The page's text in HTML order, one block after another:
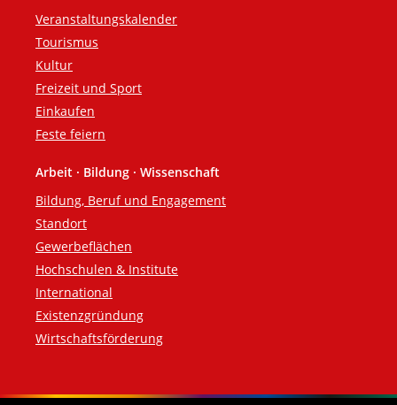
Veranstaltungskalender
Tourismus
Kultur
Freizeit und Sport
Einkaufen
Feste feiern
Arbeit · Bildung · Wissenschaft
Bildung, Beruf und Engagement
Standort
Gewerbeflächen
Hochschulen & Institute
International
Existenzgründung
Wirtschaftsförderung